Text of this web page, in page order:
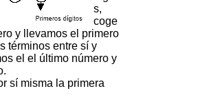
s,
coge
y llevamos el primero
términos entre sí y
el el último número y
sí misma la primera